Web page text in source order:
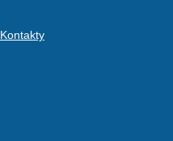
Kontakty